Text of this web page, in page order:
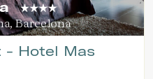
Barcelona
- Hotel Mas